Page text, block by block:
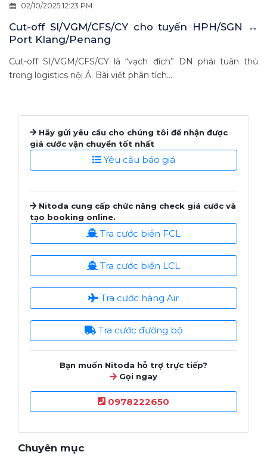
02/10/2025 12:23 PM
Cut-off SI/VGM/CFS/CY cho tuyến HPH/SGN ↔
Port Klang/Penang
Cut-off SI/VGM/CFS/CY là “vạch đích” DN phải tuân thủ
trong logistics nội Á. Bài viết phân tích...
Hãy gửi yêu cầu cho chúng tôi để nhận được
giá cước vận chuyển tốt nhất
Yêu cầu báo giá
Nitoda cung cấp chức năng check giá cước và
tạo booking online.
Tra cước biển FCL
Tra cước biển LCL
Tra cước hàng Air
Tra cước đường bộ
Bạn muốn Nitoda hỗ trợ trực tiếp?
Gọi ngay
0978222650
Chuyên mục